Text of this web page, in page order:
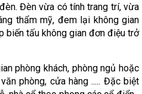
Đèn vừa có tính trang trí, vừa
thẩm mỹ, đem lại không gian
biến tấu không gian đơn điệu trở
phòng khách, phòng ngủ hoặc
phòng, cửa hàng ..... Đặc biệt